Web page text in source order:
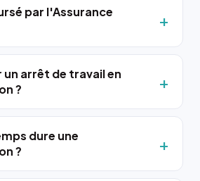
par l'Assurance
arrêt de travail en
?
dure une
?